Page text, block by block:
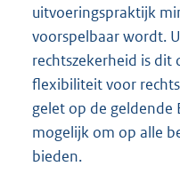
uitvoeringspraktijk
voorspelbaar wordt.
rechtszekerheid is dit
flexibiliteit voor
gelet op de geldende
mogelijk om op alle
bieden.